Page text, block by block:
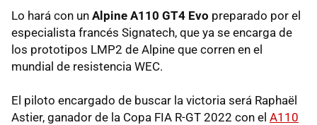
Lo hará con un Alpine A110 GT4 Evo preparado por el
especialista francés Signatech, que ya se encarga de
los prototipos LMP2 de Alpine que corren en el
mundial de resistencia WEC.
El piloto encargado de buscar la victoria será Raphaël
Astier, ganador de la Copa FIA R-GT 2022 con el A110